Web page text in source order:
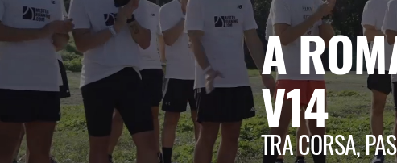
A
V14
TRA CORSA,